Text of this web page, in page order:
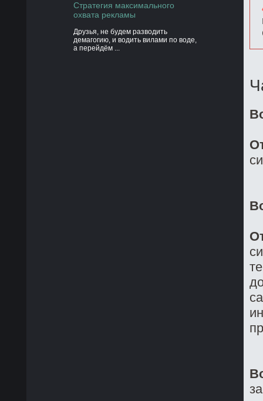
Стратегия максимального
охвата рекламы
Друзья, не будем разводить
демагогию, и водить вилами по воде,
а перейдём ...